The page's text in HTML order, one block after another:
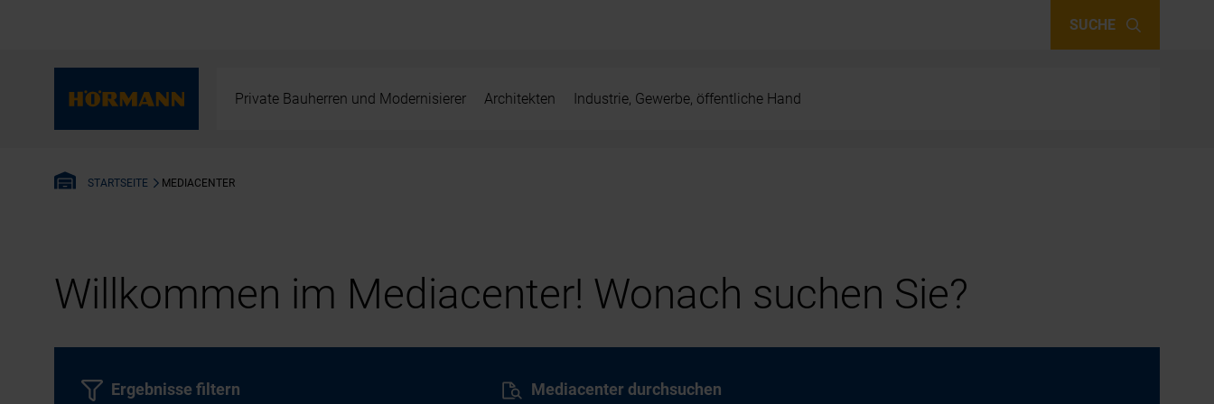
SUCHE
Private Bauherren und Modernisierer Architekten Industrie, Gewerbe, öffentliche Hand
STARTSEITE MEDIACENTER
Willkommen im Mediacenter! Wonach suchen Sie?
Mediacenter durchsuchen
Ergebnisse filtern